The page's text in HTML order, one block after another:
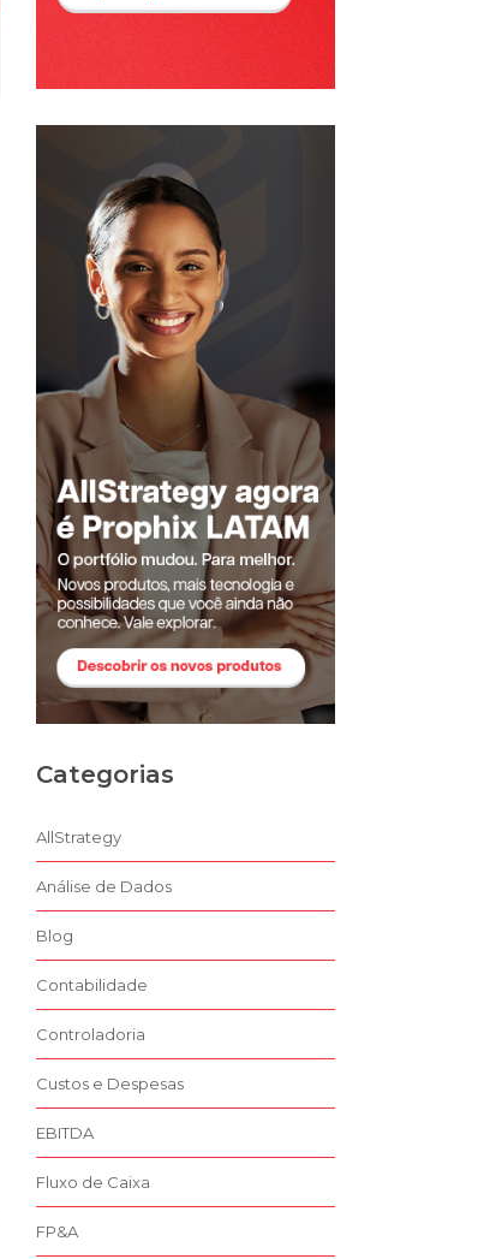
Categorias
AllStrategy
Análise de Dados
Blog
Contabilidade
Controladoria
Custos e Despesas
EBITDA
Fluxo de Caixa
FP&A